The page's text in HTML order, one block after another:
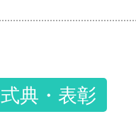
式典・表彰